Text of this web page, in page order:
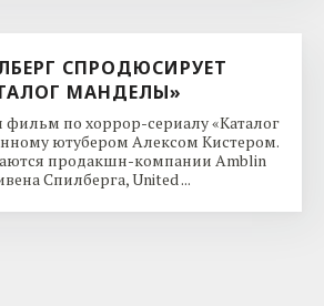
СПРОДЮСИРУЕТ
МАНДЕЛЫ»
фильм по хоррор-сериалу «Каталог
ютубером Алексом Кистером.
продакшн-компании Amblin
Спилберга, United ...